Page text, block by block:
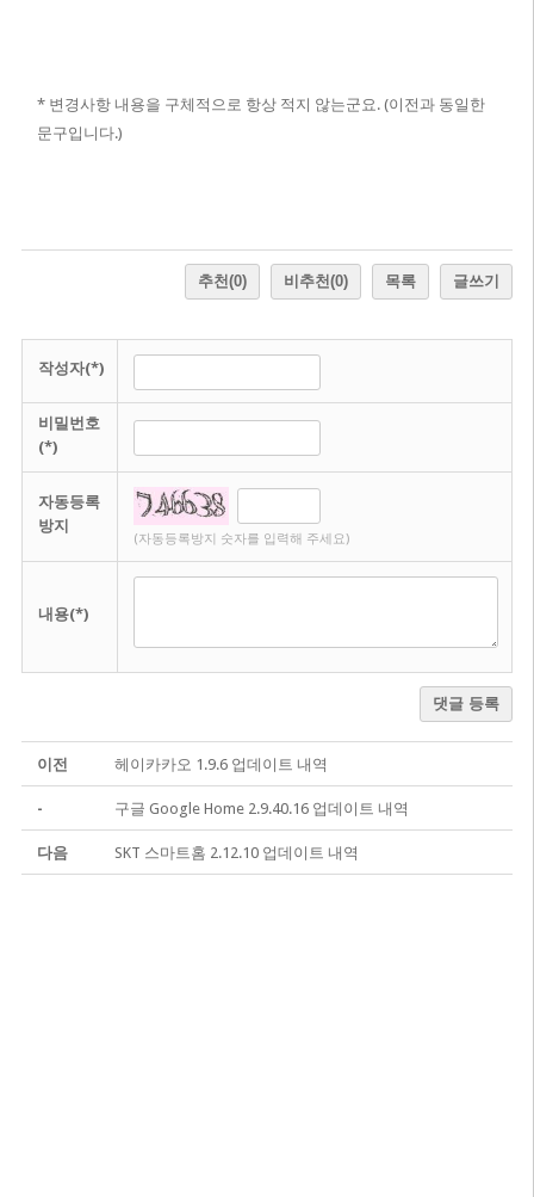
* 변경사항 내용을 구체적으로 항상 적지 않는군요. (이전과 동일한
문구입니다.)
추천(0) 비추천(0) 목록 글쓰기
작성자(*)
비밀번호
(*)
자동등록
방지
(자동등록방지 숫자를 입력해 주세요)
내용(*)
댓글 등록
이전 헤이카카오 1.9.6 업데이트 내역
- 구글 Google Home 2.9.40.16 업데이트 내역
다음 SKT 스마트홈 2.12.10 업데이트 내역